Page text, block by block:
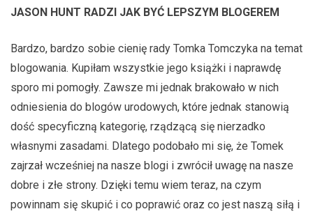
JASON HUNT RADZI JAK BYĆ LEPSZYM BLOGEREM
Bardzo, bardzo sobie cienię rady Tomka Tomczyka na temat
blogowania. Kupiłam wszystkie jego książki i naprawdę
sporo mi pomogły. Zawsze mi jednak brakowało w nich
odniesienia do blogów urodowych, które jednak stanowią
dość specyficzną kategorię, rządzącą się nierzadko
własnymi zasadami. Dlatego podobało mi się, że Tomek
zajrzał wcześniej na nasze blogi i zwrócił uwagę na nasze
dobre i złe strony. Dzięki temu wiem teraz, na czym
powinnam się skupić i co poprawić oraz co jest naszą siłą i